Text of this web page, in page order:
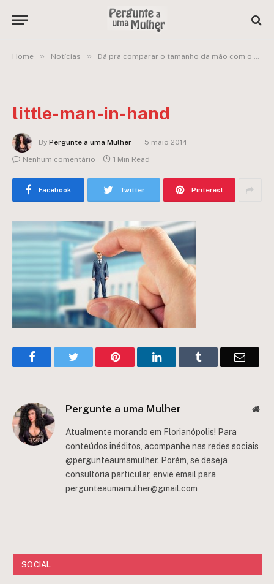
Home » Notícias » Dá pra comparar o tamanho da mão com o tamanho do “documento” masculino?
little-man-in-hand
By Pergunte a uma Mulher
5 maio 2014
Nenhum comentário
1 Min Read
Facebook Twitter Pinterest
FacebookTwitter Pinterest LinkedInTumblr Email
Pergunte a uma Mulher
Atualmente morando em Florianópolis! Para
conteúdos inéditos, acompanhe nas redes sociais
@pergunteaumamulher. Porém, se deseja
consultoria particular, envie email para
pergunteaumamulher@gmail.com
SOCIAL